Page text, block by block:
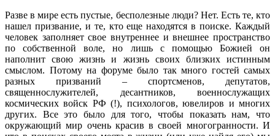
Разве в мире есть пустые, бесполезные люди? Нет. Есть те, кто
нашел призвание, и те, кто еще находятся в поиске. Каждый
человек заполняет свое внутреннее и внешнее пространство
по собственной воле, но лишь с помощью Божией он
наполнит свою жизнь и жизнь своих близких истинным
смыслом. Потому на форуме было так много гостей самых
разных призваний – спортсменов, депутатов,
священнослужителей, десантников, военнослужащих
космических войск РФ (!), психологов, ювелиров и многих
других. Все это было для того, чтобы показать нам, что
окружающий мир очень красив в своей многогранности. И